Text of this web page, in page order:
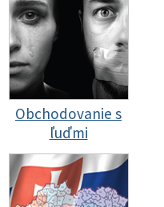
Obchodovanie s
ľuďmi